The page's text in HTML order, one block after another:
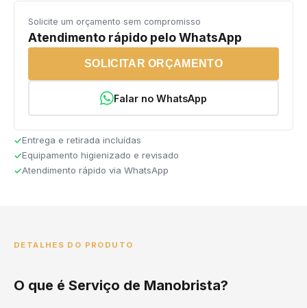
Solicite um orçamento sem compromisso
Atendimento rápido pelo WhatsApp
SOLICITAR ORÇAMENTO
Falar no WhatsApp
Entrega e retirada incluídas
Equipamento higienizado e revisado
Atendimento rápido via WhatsApp
DETALHES DO PRODUTO
O que é Serviço de Manobrista?